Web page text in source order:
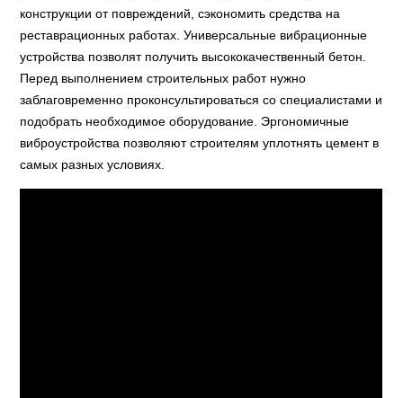
конструкции от повреждений, сэкономить средства на
реставрационных работах. Универсальные вибрационные
устройства позволят получить высококачественный бетон.
Перед выполнением строительных работ нужно
заблаговременно проконсультироваться со специалистами и
подобрать необходимое оборудование. Эргономичные
виброустройства позволяют строителям уплотнять цемент в
самых разных условиях.